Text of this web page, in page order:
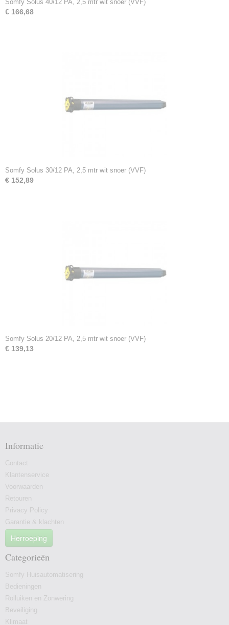
Somfy Solus 40/12 PA, 2,5 mtr wit snoer (VVF)
€ 166,68
Somfy Solus 30/12 PA, 2,5 mtr wit snoer (VVF)
€ 152,89
Somfy Solus 20/12 PA, 2,5 mtr wit snoer (VVF)
€ 139,13
Informatie
Contact
Klantenservice
Voorwaarden
Retouren
Privacy Policy
Garantie & klachten
Herroeping
Categorieën
Somfy Huisautomatisering
Bedieningen
Rolluiken en Zonwering
Beveiliging
Klimaat